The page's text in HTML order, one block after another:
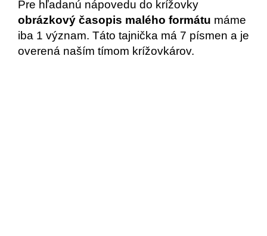
Pre hľadanú nápovedu do krížovky
obrázkový časopis malého formátu máme
iba 1 význam. Táto tajnička má 7 písmen a je
overená naším tímom krížovkárov.